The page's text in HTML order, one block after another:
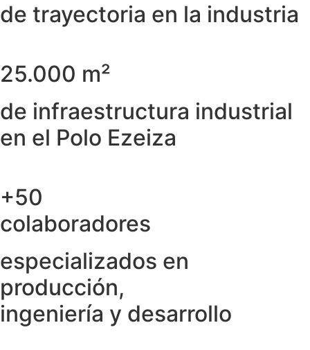
de trayectoria en la industria
25.000 m²
de infraestructura industrial
en el Polo Ezeiza
+50
colaboradores
especializados en
producción,
ingeniería y desarrollo